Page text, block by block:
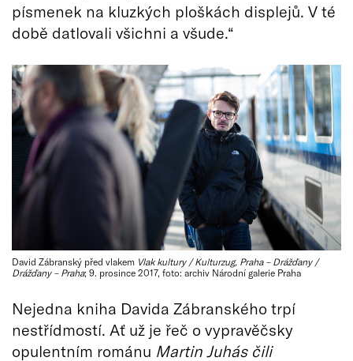
písmenek na kluzkých ploškách displejů. V té
době datlovali všichni a všude.“
David Zábranský před vlakem Vlak kultury / Kulturzug, Praha – Drážďany /
Drážďany – Praha; 9. prosince 2017, foto: archiv Národní galerie Praha
Nejedna kniha Davida Zábranského trpí
nestřídmostí. Ať už je řeč o vypravěčsky
opulentním románu Martin Juhás čili